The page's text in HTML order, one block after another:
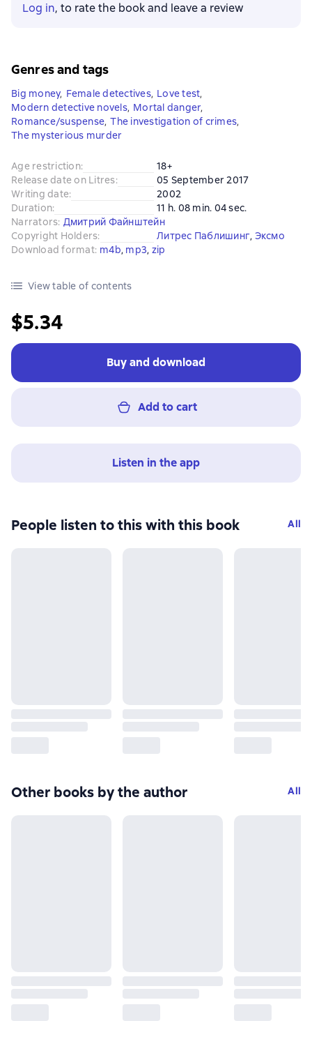
Log in, to rate the book and leave a review
Genres and tags
Big money, Female detectives, Love test,
Modern detective novels, Mortal danger,
Romance/suspense, The investigation of crimes,
The mysterious murder
Age restriction:
18+
Release date on Litres:
05 September 2017
Writing date:
2002
Duration:
11 h. 08 min. 04 sec.
Narrators: Дмитрий Файнштейн
Copyright Holders: Литрес Паблишинг, Эксмо
Download format: m4b, mp3, zip
View table of contents
$5.34
Buy and download
Add to cart
Listen in the app
People listen to this with this book All
Other books by the author All